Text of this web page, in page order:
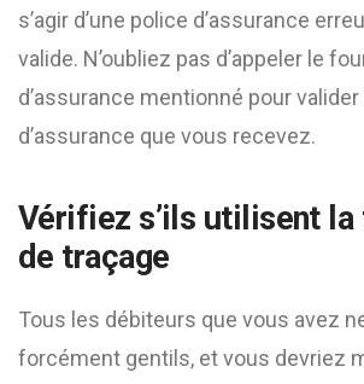
s’agir d’une police d’assurance
valide. N’oubliez pas d’appeler le
d’assurance mentionné pour valider
d’assurance que vous recevez.
Vérifiez s’ils utilisent
de traçage
Tous les débiteurs que vous avez
forcément gentils, et vous devriez